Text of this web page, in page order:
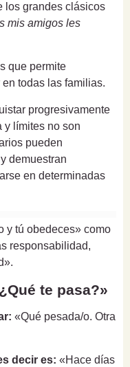
los grandes clásicos
mis amigos les
que permite
todas las familias.
progresivamente
y límites no son
pueden
demuestran
en determinadas
y tú obedeces» como
responsabilidad,
te pasa?»
«Qué pesada/o. Otra
decir es: «Hace días